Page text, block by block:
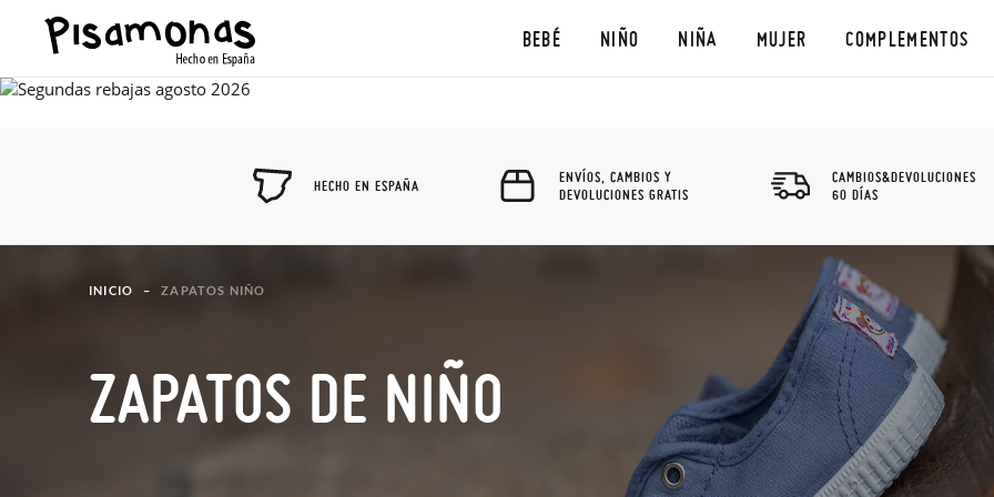
BEBÉ NIÑO NIÑA MUJER COMPLEMENTOS
HECHO EN ESPAÑA
ENVÍOS, CAMBIOS Y
DEVOLUCIONES GRATIS
CAMBIOS&DEVOLUCIONES
60 DÍAS
INICIO ZAPATOS NIÑO
ZAPATOS DE NIÑO